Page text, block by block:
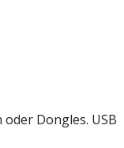
Dongles. USB